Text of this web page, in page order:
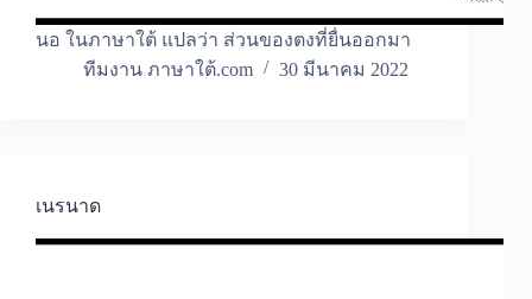
นอ ในภาษาใต้ แปลว่า ส่วนของตงที่ยื่นออกมา
ทีมงาน ภาษาใต้.com
30 มีนาคม 2022
เนรนาด